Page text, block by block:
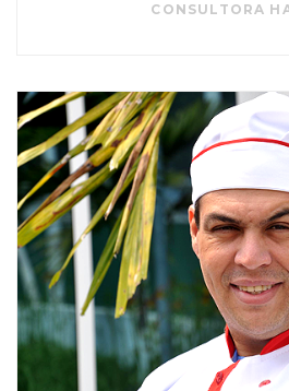
CONSULTORA